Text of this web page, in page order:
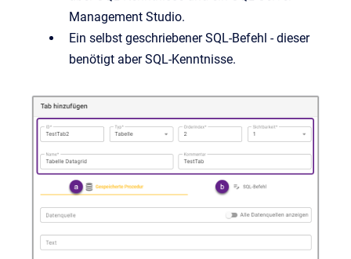
Management Studio.
Ein selbst geschriebener SQL-Befehl - dieser
benötigt aber SQL-Kenntnisse.